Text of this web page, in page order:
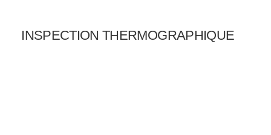
INSPECTION THERMOGRAPHIQUE